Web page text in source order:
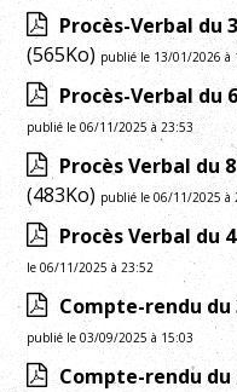
Procès-Verbal du
(565Ko) publié le 13/01/2026 à
Procès-Verbal du
publié le 06/11/2025 à 23:53
Procès Verbal du
(483Ko) publié le 06/11/2025 à
Procès Verbal du
le 06/11/2025 à 23:52
Compte-rendu du
publié le 03/09/2025 à 15:03
Compte-rendu du